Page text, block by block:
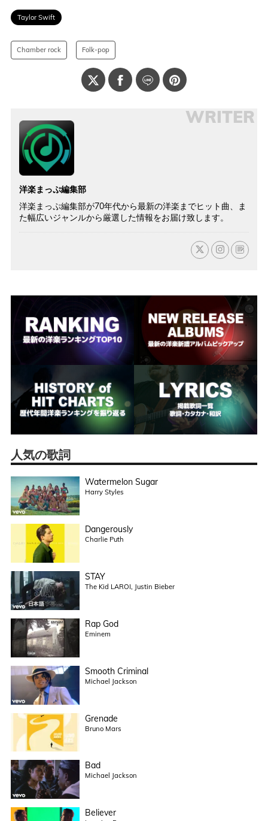
Taylor Swift
Chamber rock Folk-pop
WRITER
洋楽まっぷ編集部
洋楽まっぷ編集部が70年代から最新の洋楽までヒット曲、ま
た幅広いジャンルから厳選した情報をお届け致します。
人気の歌詞
Watermelon Sugar
Harry Styles
Dangerously
Charlie Puth
STAY
The Kid LAROI, Justin Bieber
Rap God
Eminem
Smooth Criminal
Michael Jackson
Grenade
Bruno Mars
Bad
Michael Jackson
Believer